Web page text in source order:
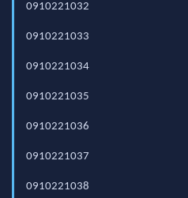
0910221032
0910221033
0910221034
0910221035
0910221036
0910221037
0910221038